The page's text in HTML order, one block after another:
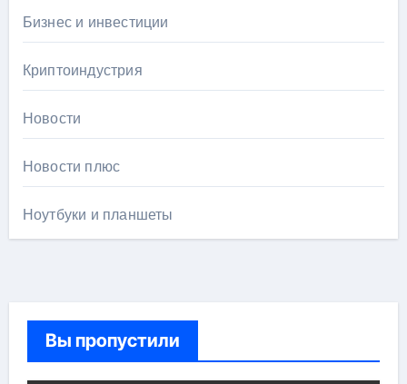
Бизнес и инвестиции
Криптоиндустрия
Новости
Новости плюс
Ноутбуки и планшеты
Вы пропустили